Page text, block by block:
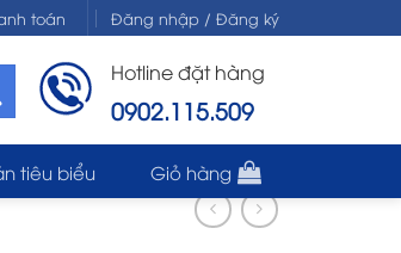
toán Đăng nhập / Đăng ký
Hotline đặt hàng
0902.115.509
tiêu biểu Giỏ hàng